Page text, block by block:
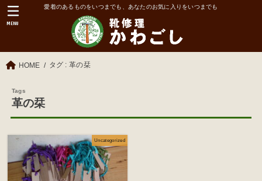
愛着のあるものをいつまでも、あなたのお気に入りをいつまでも
MENU
HOME タグ : 革の栞
革の栞
Uncategorized